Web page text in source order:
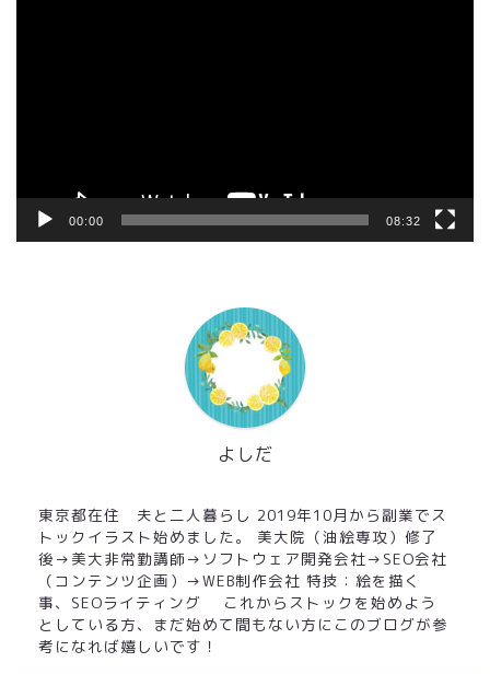
00:00 08:32
よしだ
東京都在住 夫と二人暮らし 2019年10月から副業でス
トックイラスト始めました。 美大院（油絵専攻）修了
後→美大非常勤講師→ソフトウェア開発会社→SEO会社
（コンテンツ企画）→WEB制作会社 特技：絵を描く
事、SEOライティング これからストックを始めよう
としている方、まだ始めて間もない方にこのブログが参
考になれば嬉しいです！